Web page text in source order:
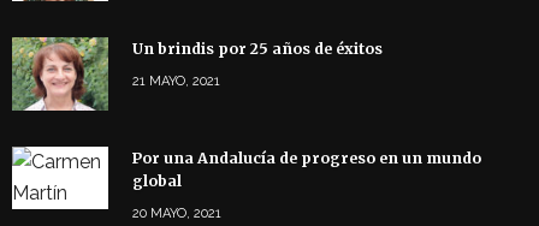
Un brindis por 25 años de éxitos
21 MAYO, 2021
Por una Andalucía de progreso en un mundo
global
20 MAYO, 2021